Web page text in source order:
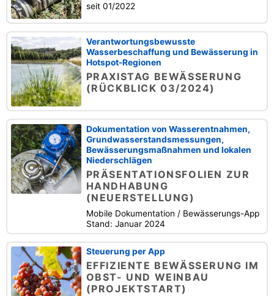
seit 01/2022
Verantwortungsbewusste
Wasserbeschaffung und Bewässerung in
Hotspot-Regionen
PRAXISTAG BEWÄSSERUNG
(RÜCKBLICK 03/2024)
Dokumentation von Wasserentnahmen,
Grundwasserstandsmessungen,
Bewässerungsmaßnahmen und lokalen
Niederschlägen
PRÄSENTATIONSFOLIEN ZUR
HANDHABUNG
(NEUERSTELLUNG)
Mobile Dokumentation / Bewässerungs-App
Stand: Januar 2024
Steuerung per App
EFFIZIENTE BEWÄSSERUNG IM
OBST- UND WEINBAU
(PROJEKTSTART)